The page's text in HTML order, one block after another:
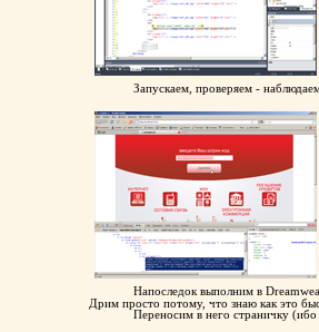
Запускаем, проверяем -
Напоследок выполним в
Дрим просто потому, что знаю как это
Переносим в него страничку